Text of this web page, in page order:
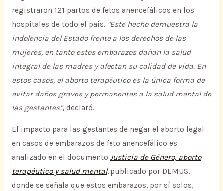
registraron 121 partos de fetos anencefálicos en los
hospitales de todo el país. “Este hecho demuestra la
indolencia del Estado frente a los derechos de las
mujeres, en tanto estos embarazos dañan la salud
integral de las madres y afectan su calidad de vida. En
estos casos, el aborto terapéutico es la única forma de
evitar daños graves y permanentes a la salud mental de
las gestantes”, declaró.
El impacto para las gestantes de negar el aborto legal
en casos de embarazos de feto anencefálico es
analizado en el documento Justicia de Género, aborto
terapéutico y salud mental, publicado por DEMUS,
donde se señala que estos embarazos, por sí solos,